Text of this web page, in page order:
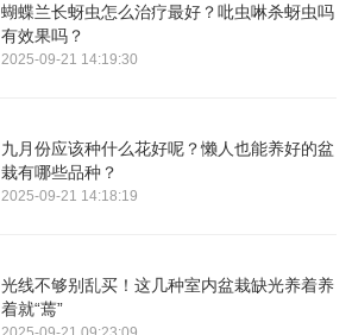
蝴蝶兰长蚜虫怎么治疗最好？吡虫啉杀蚜虫吗
有效果吗？
2025-09-21 14:19:30
九月份应该种什么花好呢？懒人也能养好的盆
栽有哪些品种？
2025-09-21 14:18:19
光线不够别乱买！这几种室内盆栽缺光养着养
着就“蔫”